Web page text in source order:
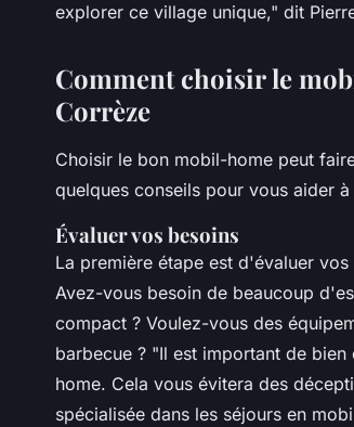
explorer ce village unique," dit
Comment choisir le
Corrèze
Choisir le bon mobil-home peut
quelques conseils pour vous aider
Évaluer vos besoins
La première étape est d'évaluer
Avez-vous besoin de beaucoup
compact ? Voulez-vous des
barbecue ? "Il est important de
home. Cela vous évitera des
spécialisée dans les séjours en